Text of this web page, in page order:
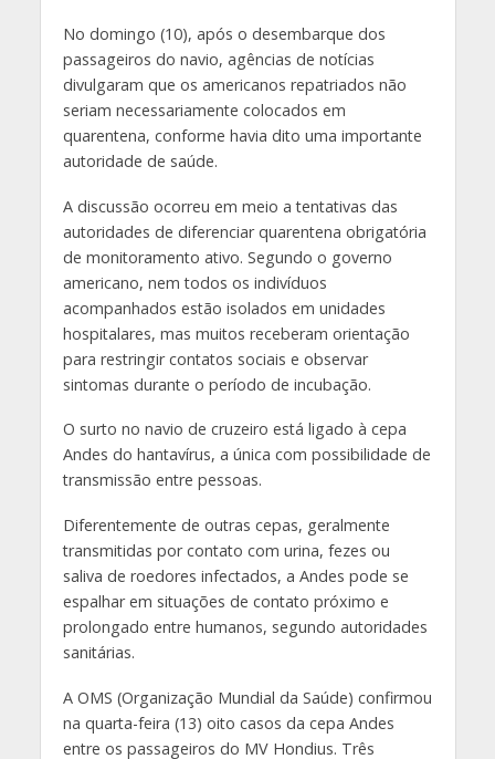
No domingo (10), após o desembarque dos
passageiros do navio, agências de notícias
divulgaram que os americanos repatriados não
seriam necessariamente colocados em
quarentena, conforme havia dito uma importante
autoridade de saúde.
A discussão ocorreu em meio a tentativas das
autoridades de diferenciar quarentena obrigatória
de monitoramento ativo. Segundo o governo
americano, nem todos os indivíduos
acompanhados estão isolados em unidades
hospitalares, mas muitos receberam orientação
para restringir contatos sociais e observar
sintomas durante o período de incubação.
O surto no navio de cruzeiro está ligado à cepa
Andes do hantavírus, a única com possibilidade de
transmissão entre pessoas.
Diferentemente de outras cepas, geralmente
transmitidas por contato com urina, fezes ou
saliva de roedores infectados, a Andes pode se
espalhar em situações de contato próximo e
prolongado entre humanos, segundo autoridades
sanitárias.
A OMS (Organização Mundial da Saúde) confirmou
na quarta-feira (13) oito casos da cepa Andes
entre os passageiros do MV Hondius. Três